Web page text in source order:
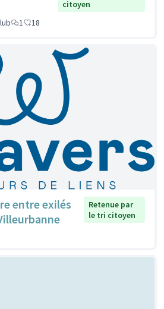
citoyen
1 18
entre exilés
Retenue par
le tri citoyen